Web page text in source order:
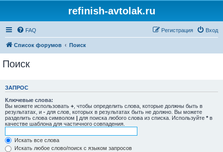
refinish-avtolak.ru
FAQ Вход
Регистрация
Список форумов Поиск
Поиск
ЗАПРОС
Ключевые слова:
Вы можете использовать + , чтобы определить слова, которые должны быть в
результатах, и - для слов, которых в результатах быть не должно. Вы можете
разделить слова символом | для поиска любого слова из списка. Используйте * в
качестве шаблона для частичного совпадения.
Искать все слова
Искать любое слово/поиск с языком запросов